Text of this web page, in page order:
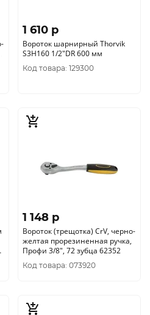
1 610 p
Вороток шарнирный Thorvik
S3H160 1/2"DR 600 мм
Код товара: 129300
1 148 p
Вороток (трещотка) CrV, черно-
желтая прорезиненная ручка,
Профи 3/8", 72 зубца 62352
Код товара: 073920